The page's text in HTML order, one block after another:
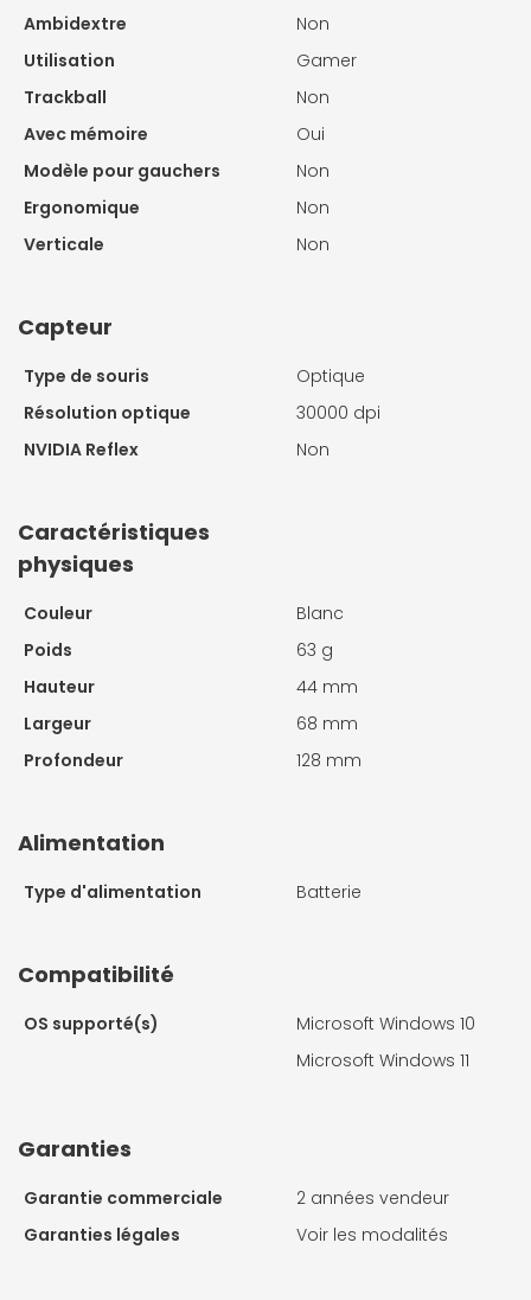
Ambidextre
Non
Utilisation
Gamer
Trackball
Non
Avec mémoire
Oui
Modèle pour gauchers
Non
Ergonomique
Non
Verticale
Non
Capteur
Type de souris
Optique
Résolution optique
30000 dpi
NVIDIA Reflex
Non
Caractéristiques
physiques
Couleur
Blanc
Poids
63 g
Hauteur
44 mm
Largeur
68 mm
Profondeur
128 mm
Alimentation
Type d'alimentation Batterie
Compatibilité
OS supporté(s)
Microsoft Windows 10
Microsoft Windows 11
Garanties
Garantie commerciale
2 années vendeur
Garanties légales
Voir les modalités